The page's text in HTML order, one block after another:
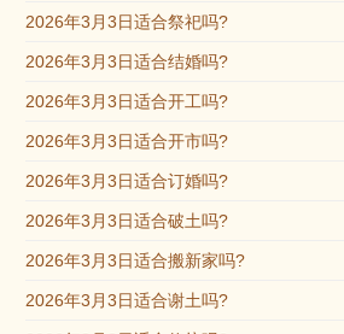
2026年3月3日适合祭祀吗?
2026年3月3日适合结婚吗?
2026年3月3日适合开工吗?
2026年3月3日适合开市吗?
2026年3月3日适合订婚吗?
2026年3月3日适合破土吗?
2026年3月3日适合搬新家吗?
2026年3月3日适合谢土吗?